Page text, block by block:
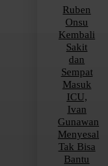
Ruben
Onsu
Kembali
Sakit
dan
Sempat
Masuk
ICU,
Ivan
Gunawan
Menyesal
Tak Bisa
Bantu